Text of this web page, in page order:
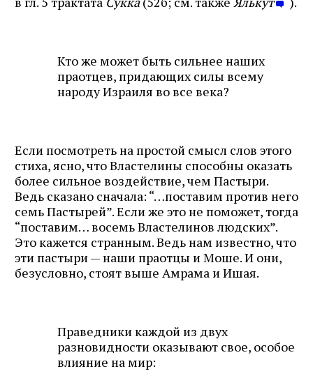
Кто же может быть сильнее наших
праотцев, придающих силы всему
народу Израиля во все века?
Если посмотреть на простой смысл слов этого
стиха, ясно, что Властелины способны оказать
более сильное воздействие, чем Пастыри.
Ведь сказано сначала: “…поставим против него
семь Пастырей”. Если же это не поможет, тогда
“поставим… восемь Властелинов людских”.
Это кажется странным. Ведь нам известно, что
эти пастыри — наши праотцы и Моше. И они,
безусловно, стоят выше Амрама и Ишая.
Праведники каждой из двух
разновидности оказывают свое, особое
влияние на мир: